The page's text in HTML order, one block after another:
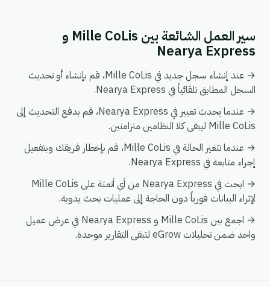
سير العمل الشائعة بين Mille CoLis و
Nearya Express
→ عند إنشاء سجل جديد في Mille CoLis، قم بإنشاء أو تحديث
السجل المطابق تلقائياً في Nearya Express.
→ عندما يحدث تغيير في Nearya Express، قم بدفع التحديث إلى
Mille CoLis ليبقى كلا النظامين متزامنين.
→ عندما تتغير الحالة في Mille CoLis، قم بإخطار فريقك وبتفعيل
إجراء متابعة في Nearya Express.
→ ابحث في Nearya Express من أي أتمتة على Mille CoLis
لإثراء البيانات فورياً دون الحاجة إلى عمليات بحث يدوية.
→ اجمع بين Mille CoLis و Nearya Express في عرض عميل
واحد ضمن تحليلات eGrow لتبقى التقارير موحدة.